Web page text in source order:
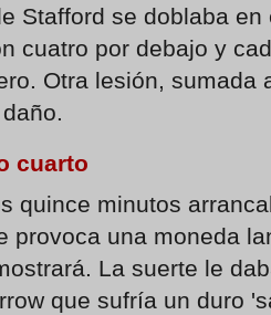
Stafford se doblaba
cuatro por debajo y
Otra lesión, sumada
cuarto
quince minutos
provoca una moneda
La suerte le
que sufría un duro